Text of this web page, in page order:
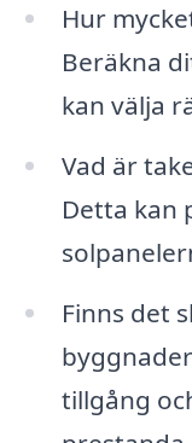
Hur
Beräkna
kan välja
Vad är
Detta kan
Finns det
tillgång